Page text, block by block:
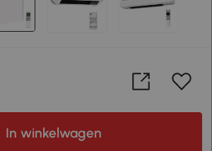
In winkelwagen